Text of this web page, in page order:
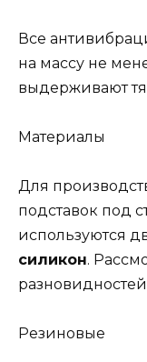
Все
на массу не
выдерживают
Материалы
Для
подставок под
используются
силикон.
Резиновые